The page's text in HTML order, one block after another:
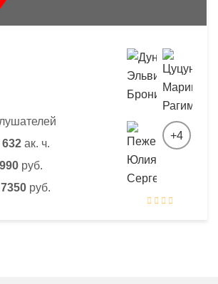
632 ак. ч.
руб.
7350 руб.
+4